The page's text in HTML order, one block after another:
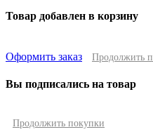
Товар добавлен в корзину
Оформить заказ Продолжить
Вы подписались на товар
Продолжить покупки